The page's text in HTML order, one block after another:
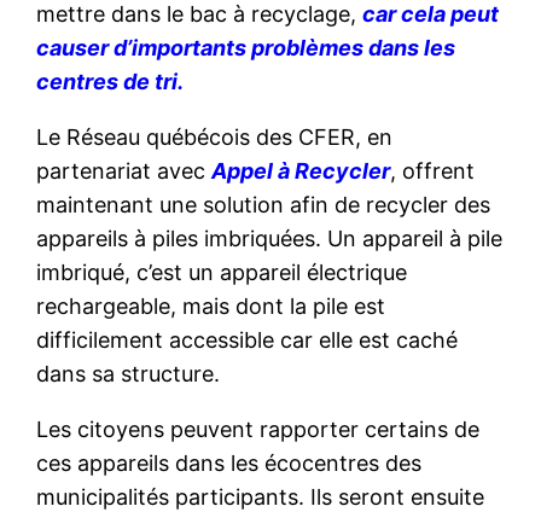
mettre dans le bac à recyclage,car cela peut
causer d’importants problèmes dans les
centres de tri.
Le Réseau québécois des CFER, en
partenariat avecAppel à Recycler, offrent
maintenant une solution afin de recycler des
appareils à piles imbriquées. Un appareil à pile
imbriqué, c’est un appareil électrique
rechargeable, mais dont la pile est
difficilement accessible car elle est caché
dans sa structure.
Les citoyens peuvent rapporter certains de
ces appareils dans les écocentres des
municipalités participants. Ils seront ensuite